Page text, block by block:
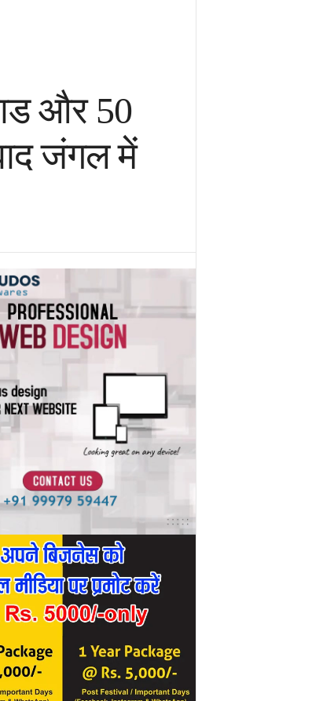
और 50
जंगल में